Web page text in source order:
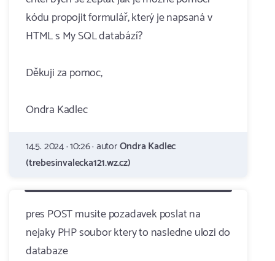
kódu propojit formulář, který je napsaná v
HTML s My SQL databází?
Děkuji za pomoc,
Ondra Kadlec
14.5. 2024 · 10:26 · autorOndra Kadlec
(trebesinvalecka121.wz.cz)
pres POST musite pozadavek poslat na
nejaky PHP soubor ktery to nasledne ulozi do
databaze